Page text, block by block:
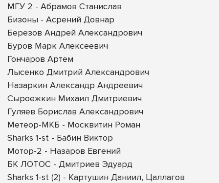
МГУ 2 - Абрамов Станислав
Бизоны - Асрений Довнар
Березов Андрей Александрович
Буров Марк Алексеевич
Гончаров Артем
Лысенко Дмитрий Александрович
Назаркин Александр Андреевич
Сыроежкин Михаил Дмитриевич
Гуляев Борислав Александрович
Метеор-МКБ - Москвитин Роман
Sharks 1-st - Бабин Виктор
Мотор-2 - Назаров Евгений
БК ЛОТОС - Дмитриев Эдуард
Sharks 1-st (2) - Картушин Даниил, Цаллагов